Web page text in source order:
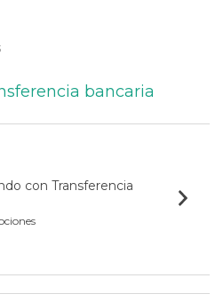
bancaria
con Transferencia